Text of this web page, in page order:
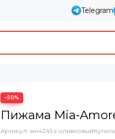
Telegram
−50%
Пижама Mia-
Артикул: ми4245 s оливковый